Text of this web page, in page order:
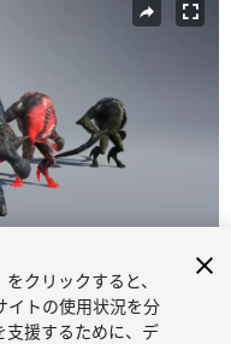
クリックすると、
イトの使用状況を分
支援するために、デ